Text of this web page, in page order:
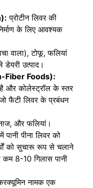
प्रोटीन लिवर की
के लिए आवश्यक
वाला), टोफू, फलियां
उत्पाद।
Fiber Foods):
है और कोलेस्ट्रॉल के स्तर
फैटी लिवर के प्रबंधन
और फलियां।
में पानी पीना लिवर को
को सुचारू रूप से चलाने
8-10 गिलास पानी
नामक एक